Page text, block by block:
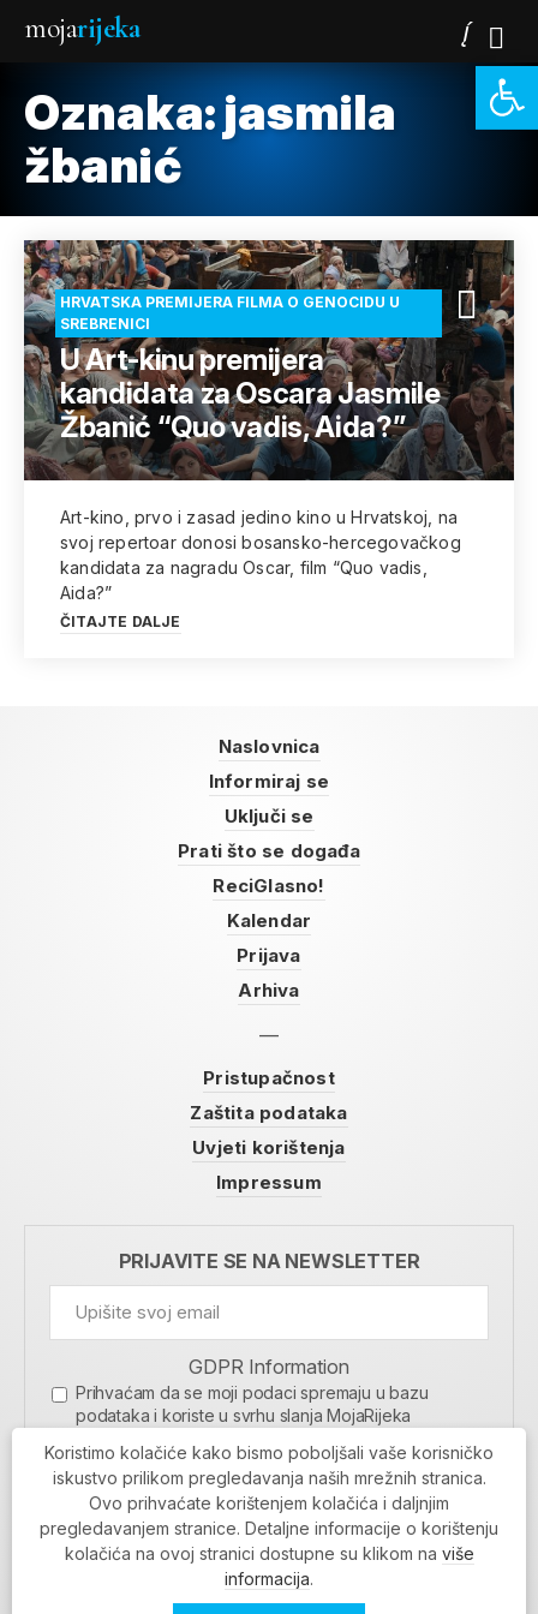
mojarijeka
Oznaka:jasmila
žbanić
HRVATSKA PREMIJERA FILMA O GENOCIDU U
SREBRENICI
U Art-kinu premijera
kandidata za Oscara Jasmile
Žbanić “Quo vadis, Aida?”
Art-kino, prvo i zasad jedino kino u Hrvatskoj, na
svoj repertoar donosi bosansko-hercegovačkog
kandidata za nagradu Oscar, film “Quo vadis,
Aida?”
ČITAJTE DALJE
Naslovnica
Informiraj se
Uključi se
Prati što se događa
ReciGlasno!
Kalendar
Prijava
Arhiva
Pristupačnost
Zaštita podataka
Uvjeti korištenja
Impressum
PRIJAVITE SE NA NEWSLETTER
GDPR Information
Prihvaćam da se moji podaci spremaju u bazu
podataka i koriste u svrhu slanja MojaRijeka
MOJARIJEKA NEWSLETTER
PRIJAVI SE
Koristimo kolačiće kako bismo poboljšali vaše korisničko
iskustvo prilikom pregledavanja naših mrežnih stranica.
Ovo prihvaćate korištenjem kolačića i daljnjim
pregledavanjem stranice. Detaljne informacije o korištenju
kolačića na ovoj stranici dostupne su klikom na više
informacija.